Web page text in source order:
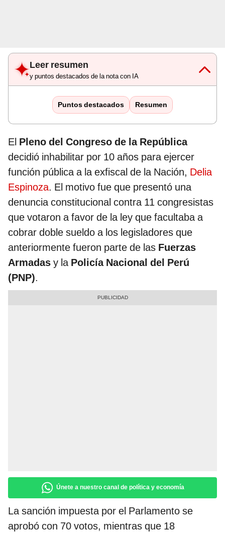
Leer resumen
y puntos destacados de la nota con IA
Puntos destacados Resumen
El Pleno del Congreso de la República
decidió inhabilitar por 10 años para ejercer
función pública a la exfiscal de la Nación, Delia
Espinoza. El motivo fue que presentó una
denuncia constitucional contra 11 congresistas
que votaron a favor de la ley que facultaba a
cobrar doble sueldo a los legisladores que
anteriormente fueron parte de las Fuerzas
Armadas y la Policía Nacional del Perú
(PNP).
Únete a nuestro canal de política y economía
La sanción impuesta por el Parlamento se
aprobó con 70 votos, mientras que 18